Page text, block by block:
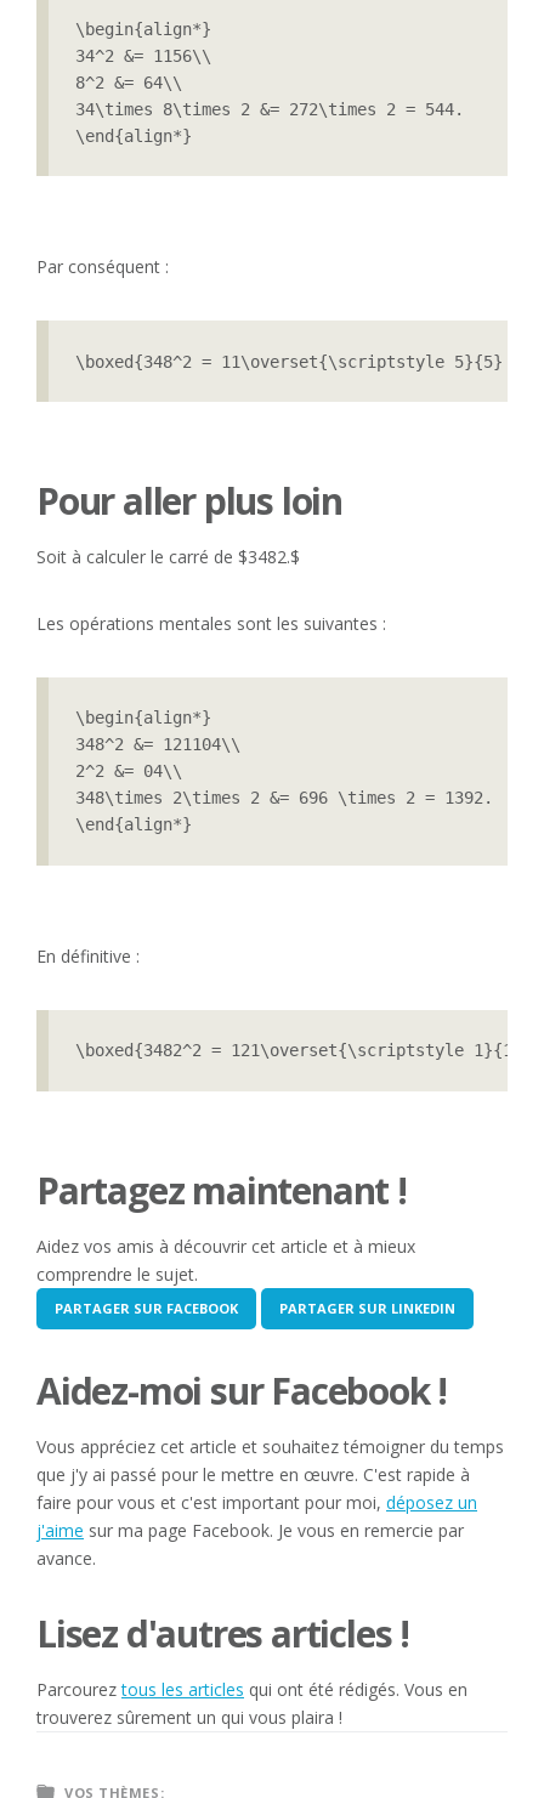
\begin{align*}
34^2 &= 1156\\
8^2 &= 64\\
34\times 8\times 2 &= 272\times 2 = 544.
\end{align*}
Par conséquent :
\boxed{348^2 = 11\overset{\scriptstyle 5}{5}
Pour aller plus loin
Soit à calculer le carré de $3482.$
Les opérations mentales sont les suivantes :
\begin{align*}
348^2 &= 121104\\
2^2 &= 04\\
348\times 2\times 2 &= 696 \times 2 = 1392.
\end{align*}
En définitive :
\boxed{3482^2 = 121\overset{\scriptstyle
Partagez maintenant !
Aidez vos amis à découvrir cet article et à mieux
comprendre le sujet.
PARTAGER SUR FACEBOOK PARTAGER SUR LINKEDIN
Aidez-moi sur Facebook !
Vous appréciez cet article et souhaitez témoigner du temps
que j'y ai passé pour le mettre en œuvre. C'est rapide à
faire pour vous et c'est important pour moi, déposez un
j'aime sur ma page Facebook. Je vous en remercie par
avance.
Lisez d'autres articles !
Parcoureztous les articles qui ont été rédigés. Vous en
trouverez sûrement un qui vous plaira !
VOS THÈMES: